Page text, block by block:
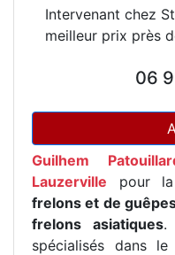
Intervenant chez
meilleur prix près
06
Guilhem
Lauzerville pour
frelons et de
frelons asiatiques.
spécialisés dans